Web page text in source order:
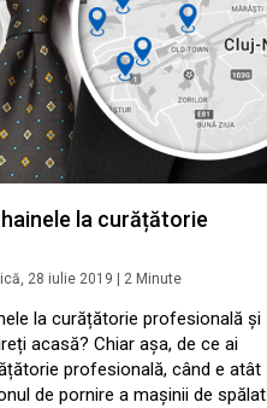
la curățătorie
28 iulie 2019 2 Minute
la curățătorie profesională și
acasă? Chiar așa, de ce ai
profesională, când e atât
de pornire a mașinii de spălat